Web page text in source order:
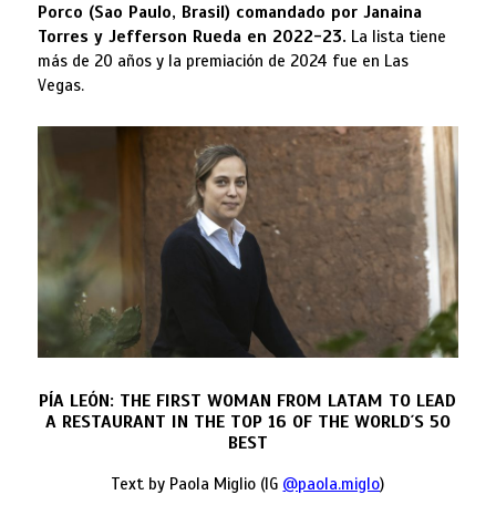
Porco (Sao Paulo, Brasil) comandado por Janaina
Torres y Jefferson Rueda en 2022-23. La lista tiene
más de 20 años y la premiación de 2024 fue en Las
Vegas.
PÍA LEÓN: THE FIRST WOMAN FROM LATAM TO LEAD
A RESTAURANT IN THE TOP 16 OF THE WORLD´S 50
BEST
Text by Paola Miglio (IG @paola.miglo)